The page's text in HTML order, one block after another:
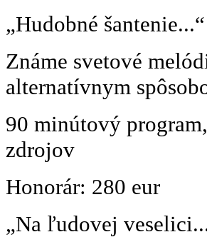
„Hudobné šantenie...“
Známe svetové
alternatívnym
90 minútový
zdrojov
Honorár: 280 eur
„Na ľudovej